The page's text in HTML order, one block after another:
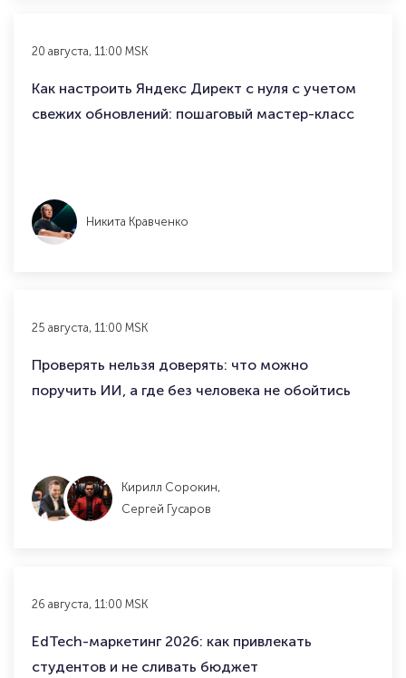
20 августа, 11:00 MSK
Как настроить Яндекс Директ с нуля с учетом
свежих обновлений: пошаговый мастер-класс
Никита Кравченко
25 августа, 11:00 MSK
Проверять нельзя доверять: что можно
поручить ИИ, а где без человека не обойтись
Кирилл Сорокин,
Сергей Гусаров
26 августа, 11:00 MSK
EdTech-маркетинг 2026: как привлекать
студентов и не сливать бюджет